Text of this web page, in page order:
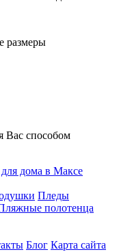
размеры
Вас способом
Пледы
полотенца
Блог Карта сайта